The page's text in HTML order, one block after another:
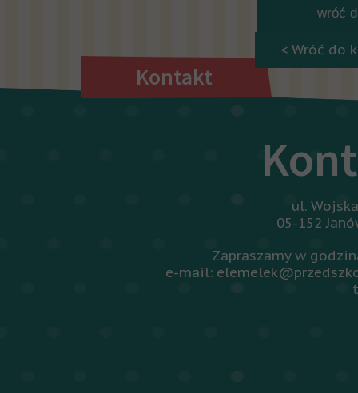
< Wróć do
Kontakt
ul.
05-152
Zapraszamy w
e-mail:
wróć